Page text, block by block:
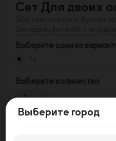
Сет Для двоих
Выберите один из
1 г
Выберите количество
1
Выберите город